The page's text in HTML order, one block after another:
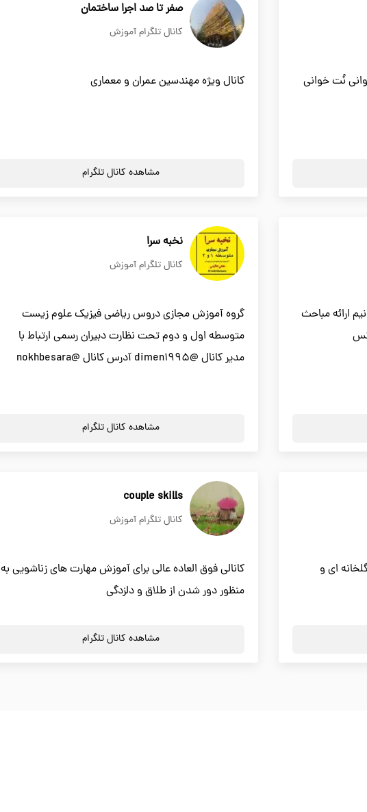
نُت خوانی
صفر تا صد اجرا ساختمان
کانال تلگرام آموزش
کانال ویژه مهندسین عمران و معماری
مشاهده کانال تلگرام
ارائه مباحث
نخبه سرا
کانال تلگرام آموزش
گروه آموزش مجازی دروس ریاضی فیزیک علوم زیست
متوسطه اول و دوم تحت نظارت دبیران رسمی ارتباط با
مدیر کانال @dimen1995 آدرس کانال @nokhbesara
مشاهده کانال تلگرام
ای و
couple skills
کانال تلگرام آموزش
کانالی فوق العاده عالی برای آموزش مهارت های زناشویی به
منظور دور شدن از طلاق و دلزدگی
مشاهده کانال تلگرام